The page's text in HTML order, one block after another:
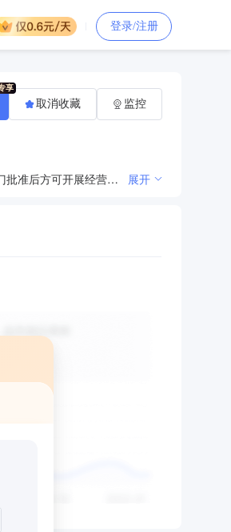
登录/注册
销售、加工：不锈钢门、不锈钢橱柜、不锈钢制品、不锈钢家具、五金配件、木门、机械配件。（依法须经批准的项目，经相关部门批准后方可开展经营活动）〓 展开
取消收藏 监控